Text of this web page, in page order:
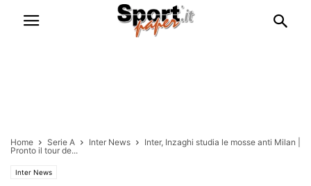
Home Serie A Inter News
Inter, Inzaghi studia le mosse anti Milan |
Pronto il tour de...
Inter News